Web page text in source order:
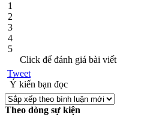
1
2
3
4
5
Click để đánh giá bài viết
Tweet
Ý kiến bạn đọc
Theo dòng sự kiện